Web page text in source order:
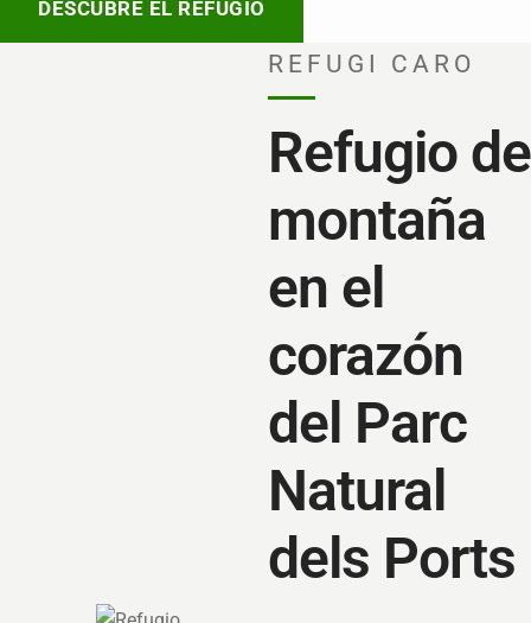
DESCUBRE EL REFUGIO
REFUGI CARO
Refugio de
montaña
en el
corazón
del Parc
Natural
dels Ports